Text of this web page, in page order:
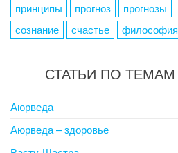
принципы
прогноз прогнозы
сознание
счастье философия
СТАТЬИ ПО
Аюрведа
Аюрведа – здоровье